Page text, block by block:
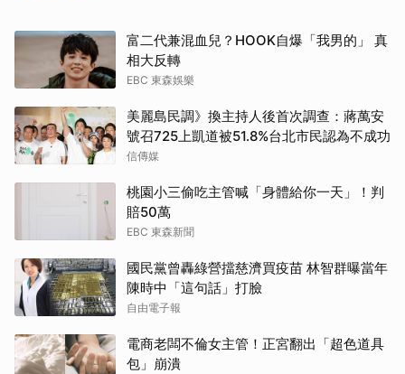
富二代兼混血兒？HOOK自爆「我男的」 真
相大反轉
EBC 東森娛樂
美麗島民調》換主持人後首次調查：蔣萬安
號召725上凱道被51.8%台北市民認為不成功
信傳媒
桃園小三偷吃主管喊「身體給你一天」！判
賠50萬
EBC 東森新聞
國民黨曾轟綠營擋慈濟買疫苗 林智群曝當年
陳時中「這句話」打臉
自由電子報
電商老闆不倫女主管！正宮翻出「超色道具
包」崩潰